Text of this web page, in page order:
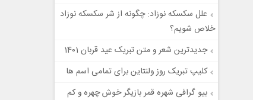
علل سكسكه نوزاد: چگونه از شر سکسکه نوزاد
خلاص شویم؟
جدیدترین شعر و متن تبریک عید قربان 1401
کلیپ تبریک روز ولنتاین برای تمامی اسم ها
بیو گرافی شهره قمر بازیگر خوش چهره و کم